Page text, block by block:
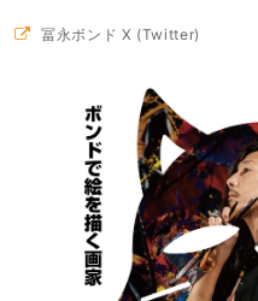
冨永ボンド X (Twitter)